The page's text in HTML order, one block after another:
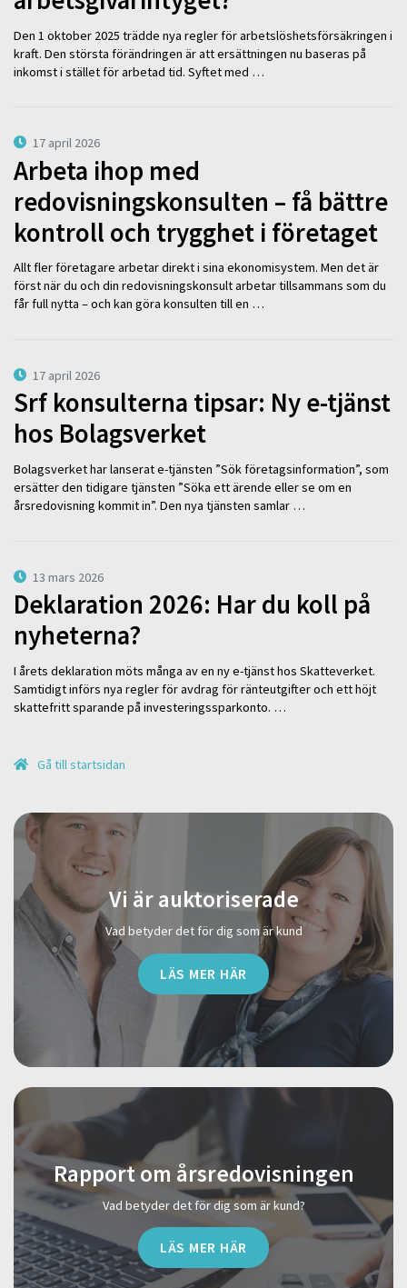
Den 1 oktober 2025 trädde nya regler för arbetslöshetsförsäkringen i
kraft. Den största förändringen är att ersättningen nu baseras på
inkomst i stället för arbetad tid. Syftet med …
17 april 2026
Arbeta ihop med
redovisningskonsulten – få bättre
kontroll och trygghet i företaget
Allt fler företagare arbetar direkt i sina ekonomisystem. Men det är
först när du och din redovisningskonsult arbetar tillsammans som du
får full nytta – och kan göra konsulten till en …
17 april 2026
Srf konsulterna tipsar: Ny e-tjänst
hos Bolagsverket
Bolagsverket har lanserat e-tjänsten ”Sök företagsinformation”, som
ersätter den tidigare tjänsten ”Söka ett ärende eller se om en
årsredovisning kommit in”. Den nya tjänsten samlar …
13 mars 2026
Deklaration 2026: Har du koll på
nyheterna?
I årets deklaration möts många av en ny e-tjänst hos Skatteverket.
Samtidigt införs nya regler för avdrag för ränteutgifter och ett höjt
skattefritt sparande på investeringssparkonto. …
Gå till startsidan
Vi är auktoriserade
Vad betyder det för dig som är kund
LÄS MER HÄR
Rapport om årsredovisningen
Vad betyder det för dig som är kund?
LÄS MER HÄR